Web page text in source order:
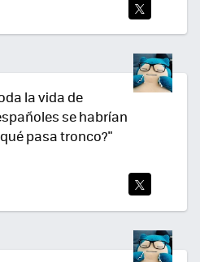
TWI
TEA
R
la vida de
se habrían
pasa tronco?"
TEA
R